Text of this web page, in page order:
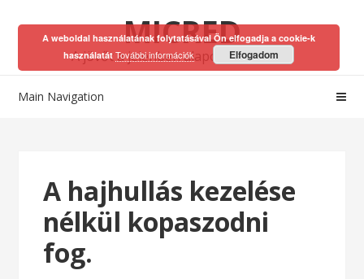
to
navigation
to
content
MICRED
A jövőt a jelenben alapozhatod meg!
Main Navigation
A hajhullás kezelése
nélkül kopaszodni
fog.
A weboldal használatának folytatásával Ön elfogadja a cookie-k
használatátTovábbi információk Elfogadom